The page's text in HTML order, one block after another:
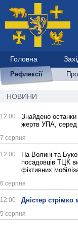
Головна
Рефлексії
НОВИНИ
12:00
Знайдено
жертв УПА, серед
7 серпня
12:00
На Волині та
посадовців ТЦК
фіктивних
6 серпня
12:00 Дністер стрімко
5 серпня